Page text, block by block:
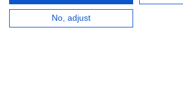
No, adjust